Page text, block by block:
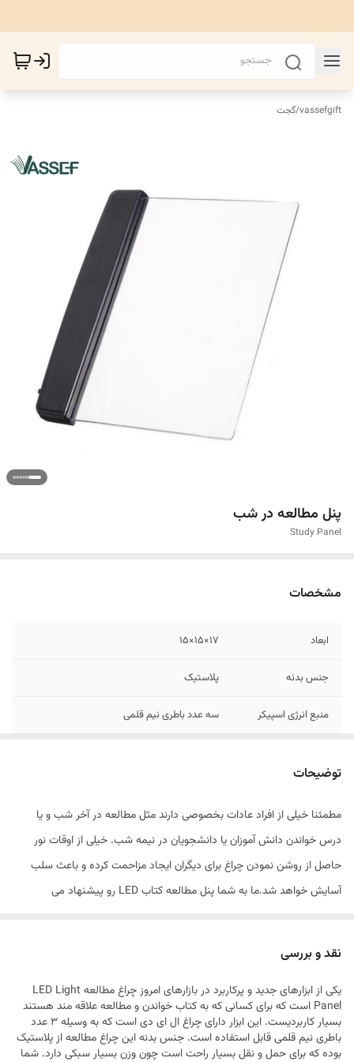
vassefgift
/گجت
پنل مطالعه در شب
Study Panel
مشخصات
ابعاد ۱۷×۱۵×۱۵
جنس بدنه پلاستیک
منبع انرژی اسپیکر سه عدد باطری نیم قلمی
چشم دید بسیار راحت تر به دلیل صفحه شفاف و
بزرگنمایی استاندارد.
توضیحات
مطمئنا خیلی از افراد عادات بخصوصی دارند مثل مطالعه در آخر شب و یا
درس خواندن دانش آموزان یا دانشجویان در نیمه شب. خیلی از اوقات نور
حاصل از روشن نمودن چراغ برای دیگران ایجاد مزاحمت کرده و باعث سلب
آسایش خواهد شد.ما به شما پنل مطالعه کتاب LED رو پیشنهاد می
چراغ مطالعه از ضروری ترین وسایلی است که هنگام مطالعه باید به همراه
داشته باشید. چراغ مطالعه بهتر است نور سفیدباشد تا در دراز مدت سبب
خستگی چشم نشود. خرید پنل مطالعه ال ای دی مخصوص کسانی میباشد که
نقد و بررسی
یکی از ابزارهای جدید و پرکاربرد در بازارهای امروز چراغ مطالعه LED Light
Panel است که برای کسانی که به کتاب خواندن و مطالعه علاقه مند هستند
بسیار کاربردیست. این ابزار دارای چراغ ال ای دی است که به وسیله 3 عدد
باطری نیم قلمی قابل استفاده است. جنس بدنه این چراغ مطالعه از پلاستیک
بوده که برای حمل و نقل بسیار راحت است چون وزن بسیار سبکی دارد. شما